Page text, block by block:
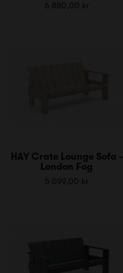
6 880,00 kr
HAY Crate Lounge Sofa -
London Fog
5 099,00 kr